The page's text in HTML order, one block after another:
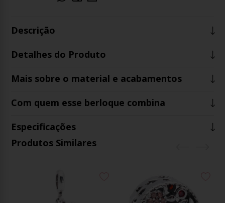
Descrição
Detalhes do Produto
Mais sobre o material e acabamentos
Com quem esse berloque combina
Especificações
Produtos Similares